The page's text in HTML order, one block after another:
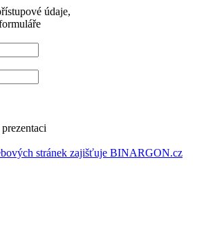
údaje,
stránek zajišťuje BINARGON.cz